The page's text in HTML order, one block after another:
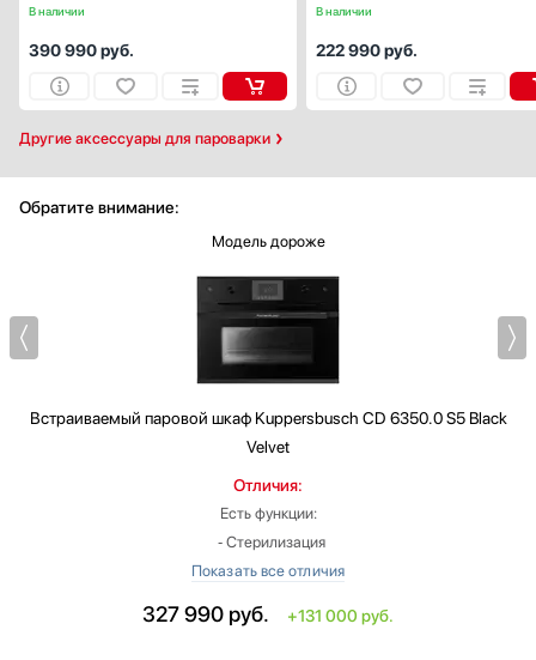
Другие аксессуары для пароварки
В наличии
390 990руб.
В наличии
222 990руб.
Обратите внимание:
Модель дороже
Встраиваемый паровой шкафKuppersbusch CD 6350.0 S5 Black
Velvet
Отличия:
Есть функции:
‐ Стерилизация
‐ Консервирование
‐ Функция поддержания тепла
327 990 руб. +131 000 руб.